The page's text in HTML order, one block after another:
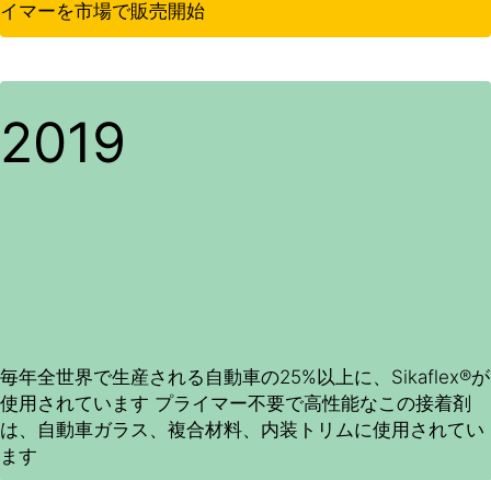
イマーを市場で販売開始
2019
毎年全世界で生産される自動車の25%以上に、Sikaflex®が
使用されています プライマー不要で高性能なこの接着剤
は、自動車ガラス、複合材料、内装トリムに使用されてい
ます